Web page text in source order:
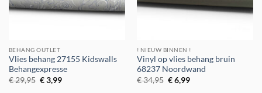
BEHANG OUTLET
Vlies behang 27155 Kidswalls
Behangexpresse
€29,95 Oorspronkelijke
prijs
€3,99Huidige
! NIEUW BINNEN !
Vinyl op vlies behang bruin
68237 Noordwand
€34,95 Oorspronkelijke
prijs
€6,99Huidige